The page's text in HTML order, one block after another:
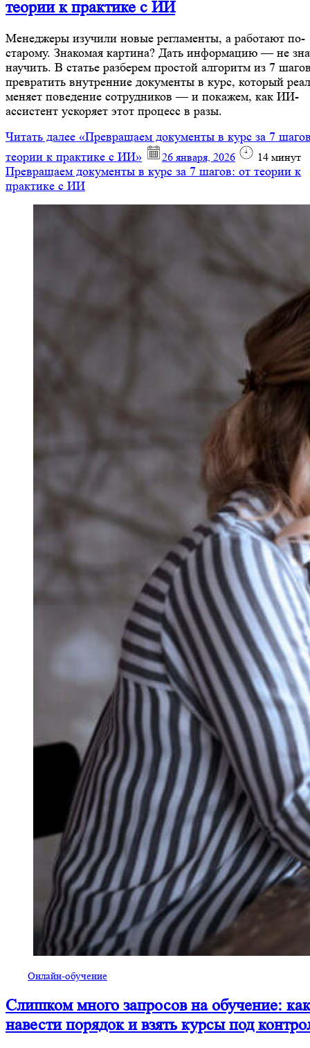
теории к практике с ИИ
Менеджеры изучили новые регламенты, а работают по-
старому. Знакомая картина? Дать информацию — не
научить. В статье разберем простой алгоритм из 7
превратить внутренние документы в курс, который
меняет поведение сотрудников — и покажем, как ИИ-
ассистент ускоряет этот процесс в разы.
Читать далее «Превращаем документы в курс за 7
теории к практике с ИИ»
26 января, 2026 14 минут
Превращаем документы в курс за 7 шагов: от теории к
практике с ИИ
Онлайн-обучение
Слишком много запросов на обучение: как
навести порядок и взять курсы под